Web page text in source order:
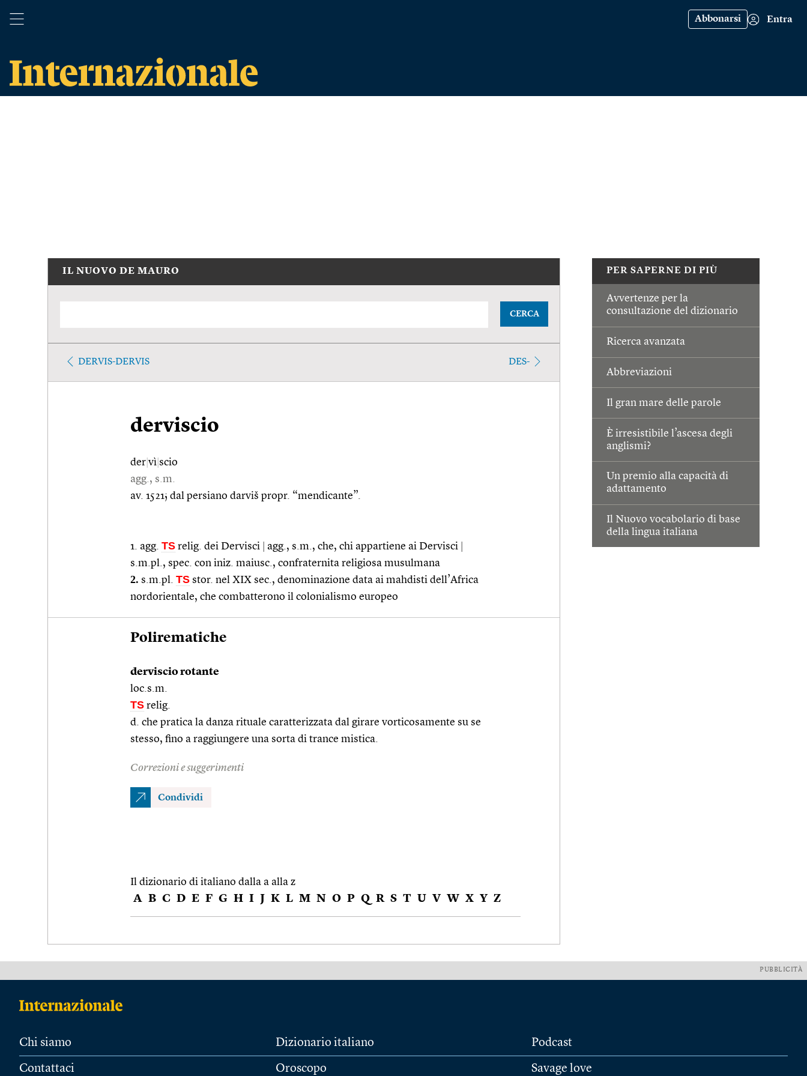
Abbonarsi Entra
PER SAPERNE DI PIÙ
Avvertenze per la
consultazione del dizionario
Ricerca avanzata
Abbreviazioni
Il gran mare delle parole
È irresistibile l’ascesa degli
anglismi?
Un premio alla capacità di
adattamento
Il Nuovo vocabolario di base
della lingua italiana
IL NUOVO DE MAURO
CERCA
DERVIS-DERVIS DES-
derviscio
der vì scio
agg., s.m.
av. 1521; dal persiano darviš propr. “mendicante”.
1. agg. TS relig. dei Dervisci agg., s.m., che, chi appartiene ai Dervisci
s.m.pl., spec. con iniz. maiusc., confraternita religiosa musulmana
2. s.m.pl. TS stor. nel XIX sec., denominazione data ai mahdisti dell’Africa
nordorientale, che combatterono il colonialismo europeo
Polirematiche
derviscio rotante
loc.s.m.
TS relig.
d. che pratica la danza rituale caratterizzata dal girare vorticosamente su se
stesso, fino a raggiungere una sorta di trance mistica.
Correzioni e suggerimenti
Condividi
Il dizionario di italiano dalla a alla z
A B C D E F G H I J K L M N O P Q R S T U V W X Y Z
PUBBLICITÀ
Chi siamo
Contattaci
Dizionario italiano
Oroscopo
Podcast
Savage love